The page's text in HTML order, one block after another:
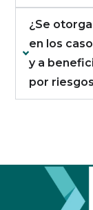
¿Se
en los
y a
por